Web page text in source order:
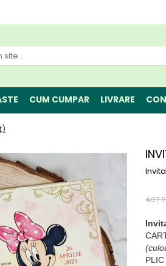
CUM CUMPAR LIVRARE
4,07
PLIC